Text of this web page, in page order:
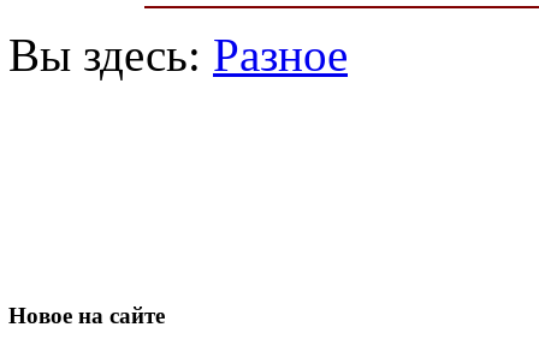
Вы здесь: Разное
Новое на сайте